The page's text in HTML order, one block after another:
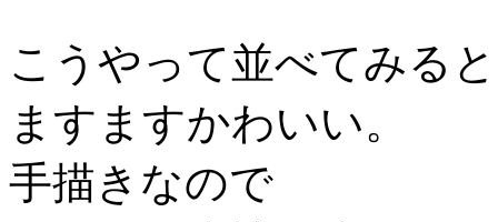
こうやって並べてみると
ますますかわいい。
手描きなので